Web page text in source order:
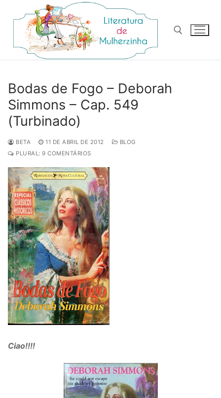
para
conteúdo
Bodas de Fogo – Deborah
Simmons – Cap. 549
(Turbinado)
BETA 11 DE ABRIL DE 2012
BLOG
PLURAL: 9 COMENTÁRIOS
Ciao!!!!